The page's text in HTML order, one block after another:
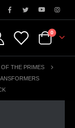
0
OF THE PRIMES